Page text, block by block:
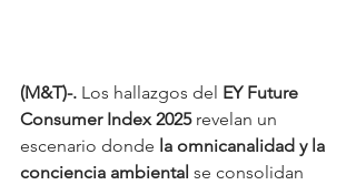
(M&T)-. Los hallazgos del EY Future
Consumer Index 2025 revelan un
escenario donde la omnicanalidad y la
conciencia ambiental se consolidan